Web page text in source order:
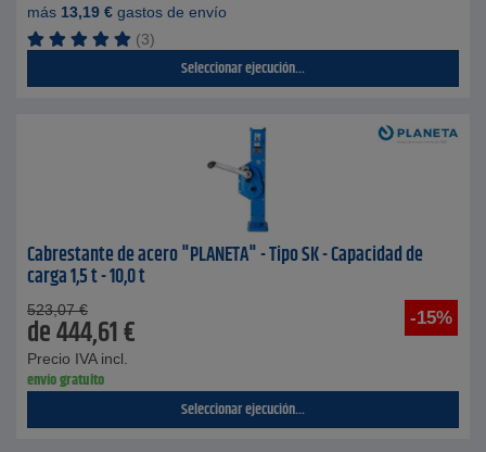
más 13,19 € gastos de envío
(3)
Seleccionar ejecución...
Cabrestante de acero "PLANETA" - Tipo SK - Capacidad de
carga 1,5 t - 10,0 t
-15%
523,07 €
de444,61€
Precio IVA incl.
envío gratuito
Seleccionar ejecución...